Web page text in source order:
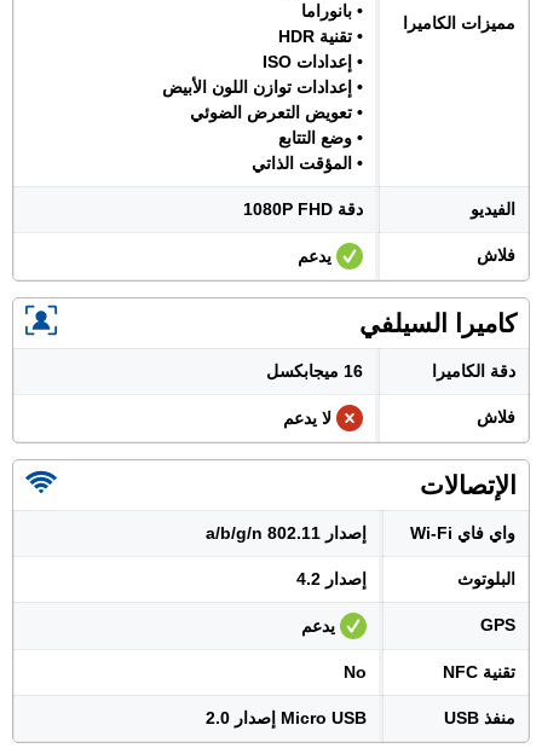
مميزات الكاميرا
• بانوراما
• تقنية HDR
• إعدادات ISO
• إعدادات توازن اللون الأبيض
• تعويض التعرض الضوئي
• وضع التتابع
• المؤقت الذاتي
الفيديو دقة 1080P FHD
فلاش يدعم
كاميرا السيلفي
دقة الكاميرا 16 ميجابكسل
فلاش لا يدعم
الإتصالات
واي فاي Wi-Fi إصدار 802.11 a/b/g/n
البلوتوث إصدار 4.2
GPS يدعم
تقنية NFC No
منفذ USB Micro USB إصدار 2.0